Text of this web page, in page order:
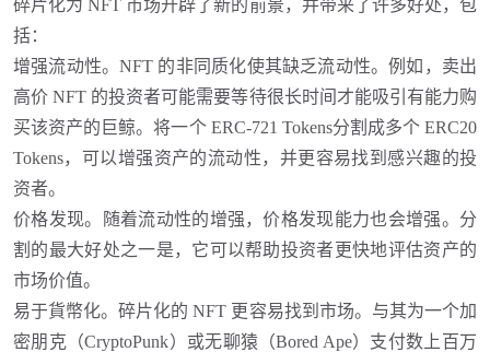
碎片化为 NFT 市场开辟了新的前景，并带来了许多好处，包
括：
增强流动性。NFT 的非同质化使其缺乏流动性。例如，卖出
高价 NFT 的投资者可能需要等待很长时间才能吸引有能力购
买该资产的巨鲸。将一个 ERC-721 Tokens分割成多个 ERC20
Tokens，可以增强资产的流动性，并更容易找到感兴趣的投
资者。
价格发现。随着流动性的增强，价格发现能力也会增强。分
割的最大好处之一是，它可以帮助投资者更快地评估资产的
市场价值。
易于貨幣化。碎片化的 NFT 更容易找到市场。与其为一个加
密朋克（CryptoPunk）或无聊猿（Bored Ape）支付数上百万